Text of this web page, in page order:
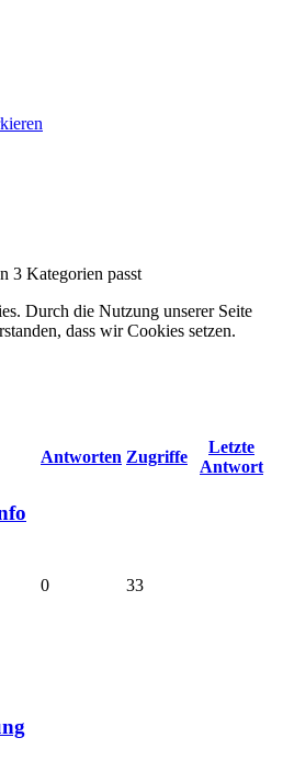
3 Kategorien passt
Durch die Nutzung unserer Seite
dass wir Cookies setzen.
Antworten Zugriffe
Letzte
Antwort
0 33